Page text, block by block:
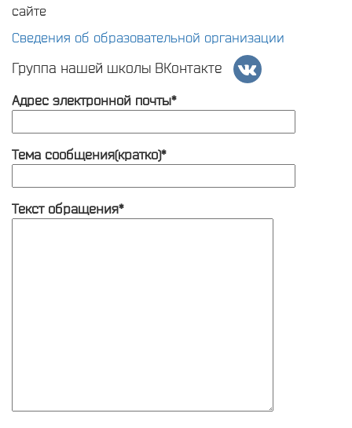
сайте
Сведения об образовательной организации
Группа нашей школы ВКонтакте
Адрес электронной почты*
Тема сообщения(кратко)*
Текст обращения*